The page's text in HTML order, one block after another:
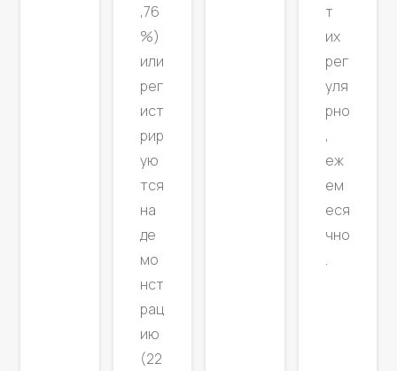
,76
%)
или
рег
ист
рир
ую
тся
на
де
мо
нст
рац
ию
(22
т
их
рег
уля
рно
,
еж
ем
еся
чно
.